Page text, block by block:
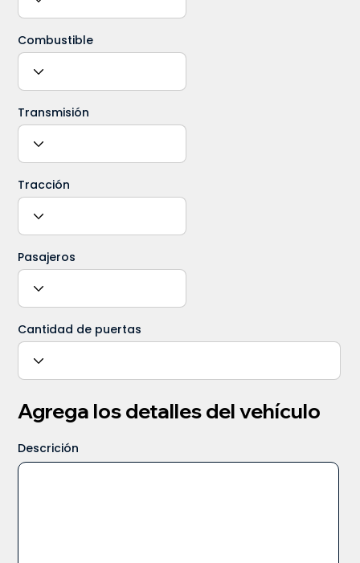
Combustible
Transmisión
Tracción
Pasajeros
Cantidad de puertas
Agrega los detalles del vehículo
Descrición